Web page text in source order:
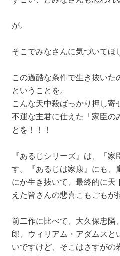
が。
そこでみなさんに気づいてほ
この過酷な条件で生き抜い
ということを。
こんな天中殺ばっかり押し
不運な主君に仕えた「家臣の
とを！！！
『あるじシリーズ』は、「
す。『あるじは家康』にも、
にか生き抜いて、最終的に
えた皆さんの悲喜こもごもが
前二作に比べて、大久保忠隣
郎、ウィリアム・アダムス
いですけど、そこはさすが